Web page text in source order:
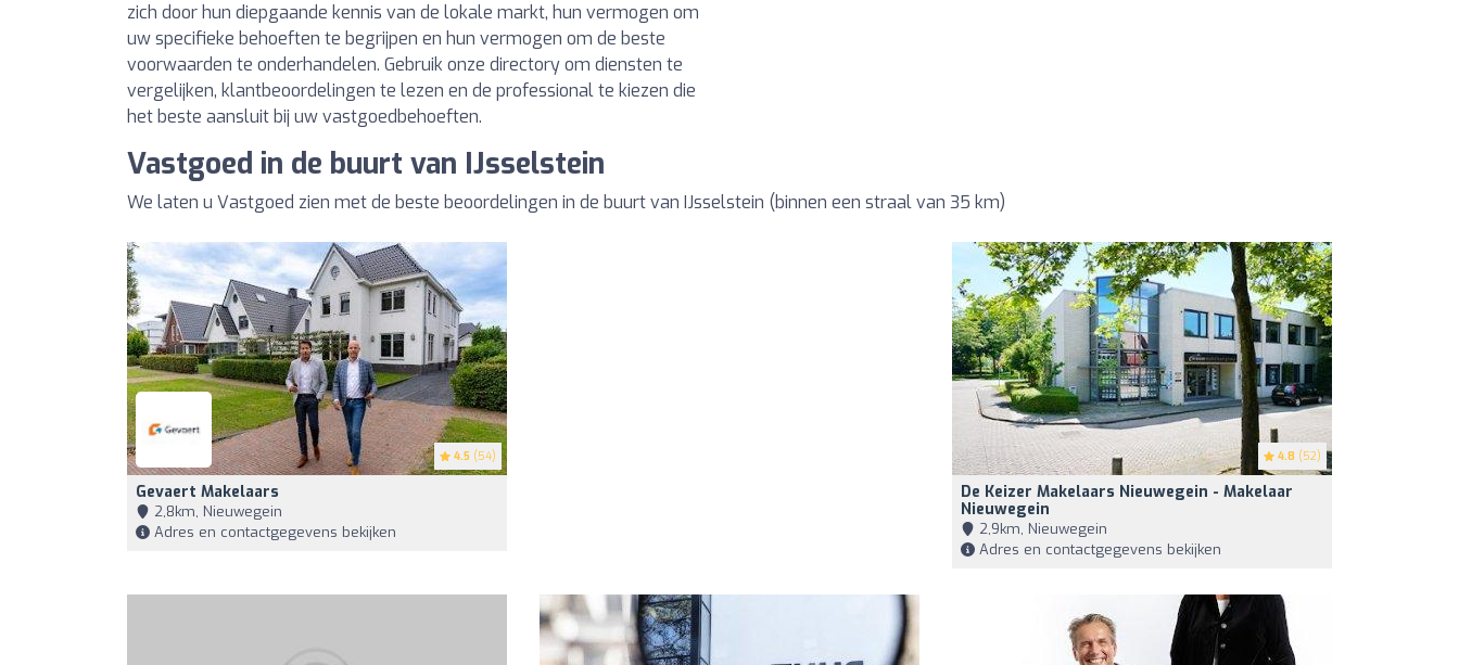
zich door hun diepgaande kennis van de lokale markt, hun vermogen om
uw specifieke behoeften te begrijpen en hun vermogen om de beste
voorwaarden te onderhandelen. Gebruik onze directory om diensten te
vergelijken, klantbeoordelingen te lezen en de professional te kiezen die
het beste aansluit bij uw vastgoedbehoeften.
Vastgoed in de buurt van IJsselstein
We laten u Vastgoed zien met de beste beoordelingen in de buurt van IJsselstein (binnen een straal van 35 km)
4.5 (54)
Gevaert Makelaars
2,8km, Nieuwegein
Adres en contactgegevens bekijken
4.8 (52)
De Keizer Makelaars Nieuwegein - Makelaar
Nieuwegein
2,9km, Nieuwegein
Adres en contactgegevens bekijken